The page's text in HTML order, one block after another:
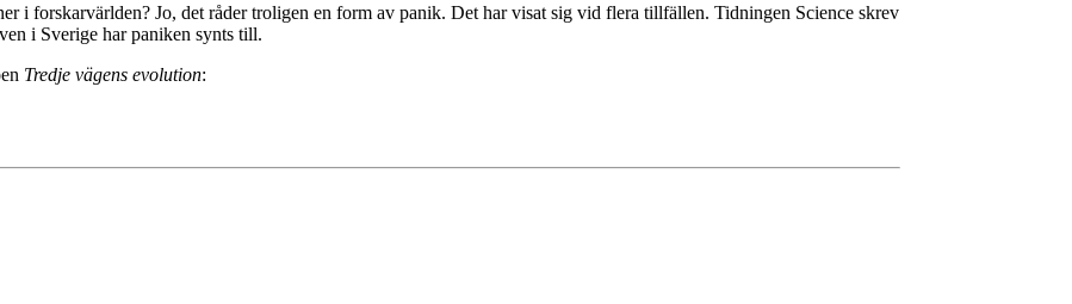
i forskarvärlden? Jo, det råder troligen en form av panik. Det har visat sig vid flera tillfällen. Tidningen Science skrev
i Sverige har paniken synts till.
Tredje vägens evolution: